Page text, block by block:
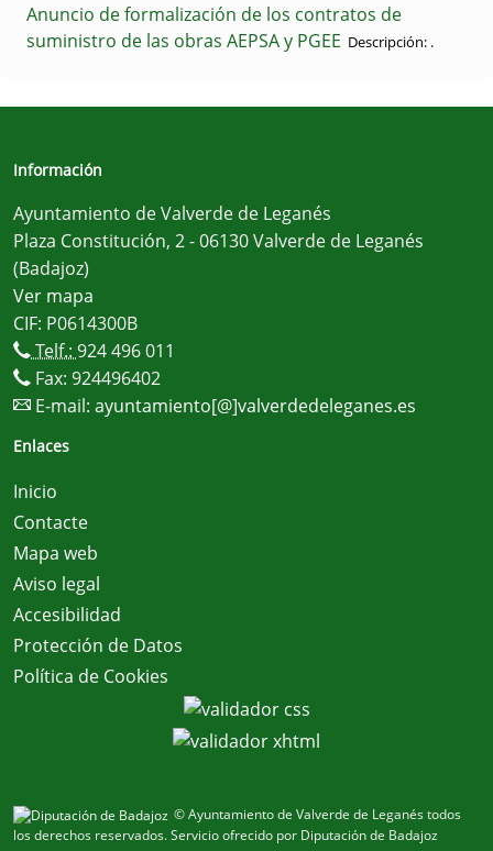
Anuncio de formalización de los contratos de
suministro de las obras AEPSA y PGEE Descripción: .
Información
Ayuntamiento de Valverde de Leganés
Plaza Constitución, 2 - 06130 Valverde de Leganés
(Badajoz)
Ver mapa
CIF: P0614300B
Telf.: 924 496 011
Fax: 924496402
E-mail: ayuntamiento[@]valverdedeleganes.es
Enlaces
Inicio
Contacte
Mapa web
Aviso legal
Accesibilidad
Protección de Datos
Política de Cookies
© Ayuntamiento de Valverde de Leganés todos
los derechos reservados.Servicio ofrecido por Diputación de Badajoz